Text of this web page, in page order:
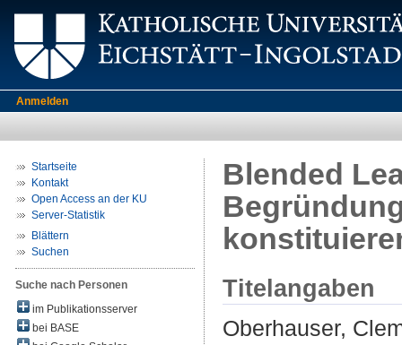
Anmelden
Startseite
Kontakt
Open Access an der KU
Server-Statistik
Blättern
Suchen
Suche nach Personen
im Publikationsserver
bei BASE
Blended
Titelangaben
Oberhauser,